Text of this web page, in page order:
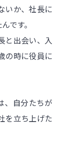
いか、社長に
です。
と出会い、入
の時に役員に
、自分たちが
を立ち上げた